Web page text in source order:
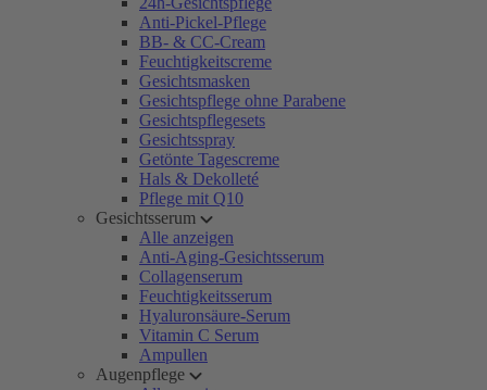
Anti-Pickel-Pflege
BB- & CC-Cream
Feuchtigkeitscreme
Gesichtsmasken
Gesichtspflege ohne Parabene
Gesichtspflegesets
Gesichtsspray
Getönte Tagescreme
Hals & Dekolleté
Pflege mit Q10
Gesichtsserum
Alle anzeigen
Anti-Aging-Gesichtsserum
Collagenserum
Feuchtigkeitsserum
Hyaluronsäure-Serum
Vitamin C Serum
Ampullen
Augenpflege